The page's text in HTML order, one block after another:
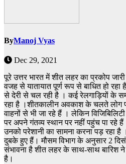
ByManoj Vyas
Dec 29, 2021
पूरे उत्तर भारत में शीत लहर का प्रकोप
वजह से यातायात पूर्ण रूप से बाधित हो रहा
से देरी से चल रही है । कई रेलगाड़ियों के
रहा है ।शीतकालीन अवकाश के चलते लोग
वाहनों से भी जा रहे हैं । लेकिन
पर अपने गंतव्य स्थान पर नहीं पहुंच पा रहे
उनको परेशानी का सामना करना पड़ रहा
दुबके हुए हैं। मौसम विभाग के अनुसार 2
संभावना है शीत लहर के साथ-साथ बारिश ने
है।